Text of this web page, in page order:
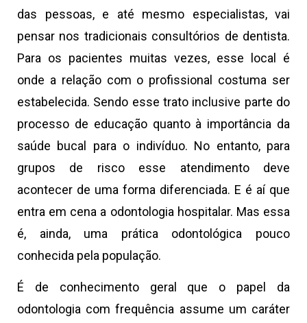
das pessoas, e até mesmo especialistas, vai
pensar nos tradicionais consultórios de dentista.
Para os pacientes muitas vezes, esse local é
onde a relação com o profissional costuma ser
estabelecida. Sendo esse trato inclusive parte do
processo de educação quanto à importância da
saúde bucal para o indivíduo. No entanto, para
grupos de risco esse atendimento deve
acontecer de uma forma diferenciada. E é aí que
entra em cena a odontologia hospitalar. Mas essa
é, ainda, uma prática odontológica pouco
conhecida pela população.
É de conhecimento geral que o papel da
odontologia com frequência assume um caráter